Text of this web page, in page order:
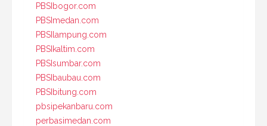
PBSIbogor.com
PBSImedan.com
PBSIlampung.com
PBSIkaltim.com
PBSIsumbar.com
PBSIbaubau.com
PBSIbitung.com
pbsipekanbaru.com
perbasimedan.com